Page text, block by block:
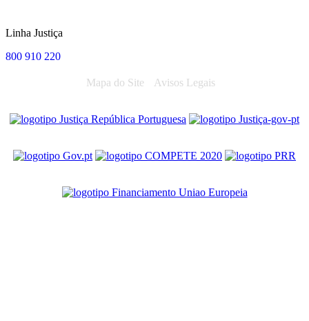
Linha Justiça
800 910 220
Mapa do Site Avisos Legais